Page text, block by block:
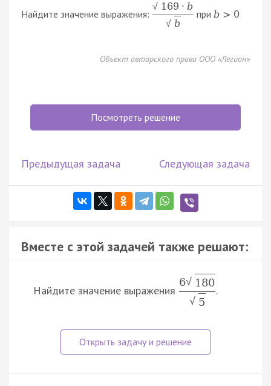
Найдите значение выражения:
√ 169 · b
√ b
при b > 0
Объект авторского права ООО «Легион»
Посмотреть решение
Предыдущая задача Следующая задача
Вместе с этой задачей также решают:
Найдите значение выражения
6√ 180
√ 5
.